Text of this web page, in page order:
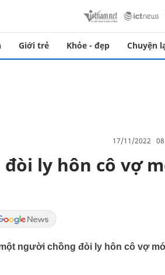
Giới trẻ Khỏe - đẹp Chuyện
17/11/2022
ly hôn cô vợ
người chồng đòi ly hôn cô vợ